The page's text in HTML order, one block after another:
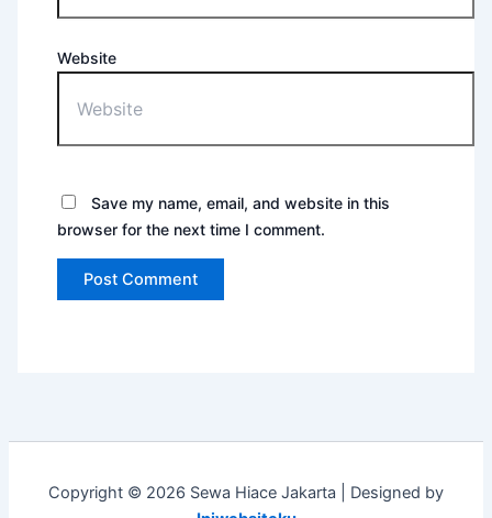
Website
Save my name, email, and website in this
browser for the next time I comment.
Copyright © 2026 Sewa Hiace Jakarta | Designed by